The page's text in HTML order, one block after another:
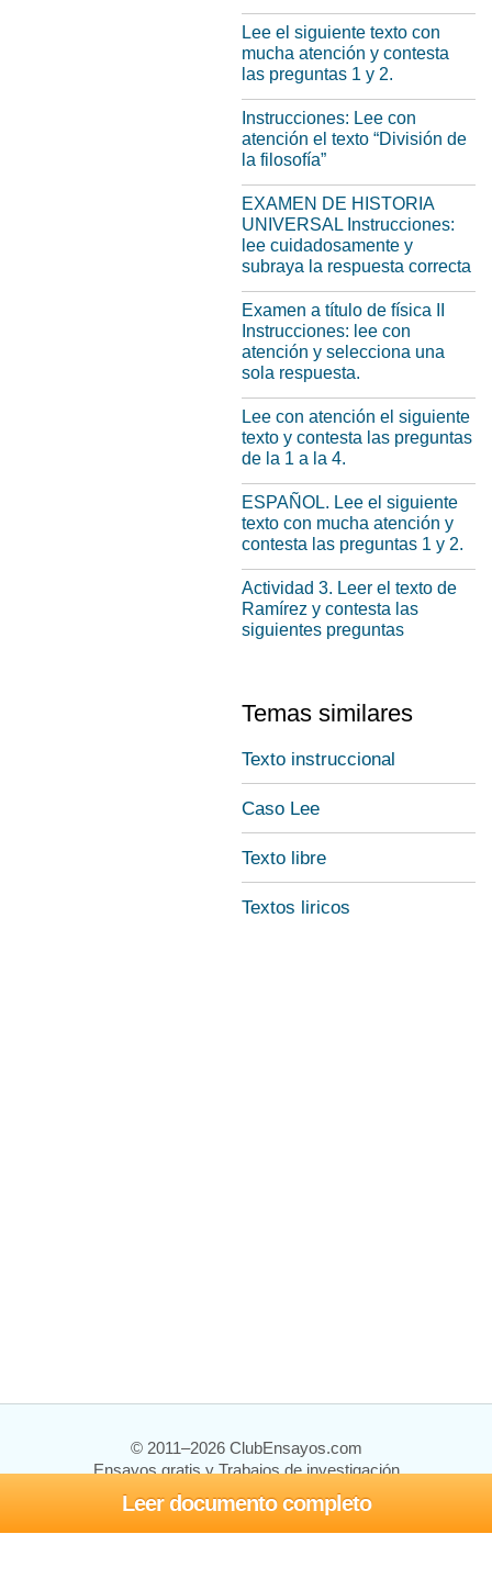
Leer documento completo
Lee el siguiente texto con
mucha atención y contesta
las preguntas 1 y 2.
Instrucciones: Lee con
atención el texto “División de
la filosofía”
EXAMEN DE HISTORIA
UNIVERSAL Instrucciones:
lee cuidadosamente y
subraya la respuesta correcta
Examen a título de física II
Instrucciones: lee con
atención y selecciona una
sola respuesta.
Lee con atención el siguiente
texto y contesta las preguntas
de la 1 a la 4.
ESPAÑOL. Lee el siguiente
texto con mucha atención y
contesta las preguntas 1 y 2.
Actividad 3. Leer el texto de
Ramírez y contesta las
siguientes preguntas
Temas similares
Texto instruccional
Caso Lee
Texto libre
Textos liricos
© 2011–2026 ClubEnsayos.com
Ensayos gratis y Trabajos de investigación